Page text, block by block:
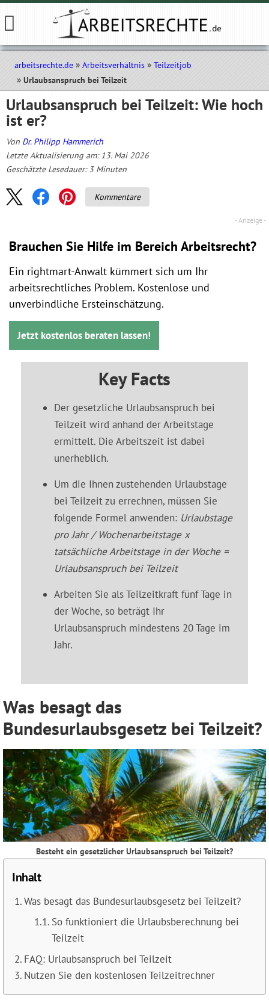
arbeitsrechte.de Arbeitsverhältnis
Teilzeitjob
Urlaubsanspruch bei Teilzeit
Urlaubsanspruch bei Teilzeit: Wie hoch
ist er?
Von Dr. Philipp Hammerich
Letzte Aktualisierung am: 13. Mai 2026
Geschätzte Lesedauer: 3 Minuten
Kommentare
Brauchen Sie Hilfe im Bereich Arbeitsrecht?
Ein rightmart-Anwalt kümmert sich um Ihr
arbeitsrechtliches Problem. Kostenlose und
unverbindliche Ersteinschätzung.
Jetzt kostenlos beraten lassen!
Key Facts
Der gesetzliche Urlaubsanspruch bei
Teilzeit wird anhand der Arbeitstage
ermittelt. Die Arbeitszeit ist dabei
unerheblich.
Um die Ihnen zustehenden Urlaubstage
bei Teilzeit zu errechnen, müssen Sie
folgende Formel anwenden: Urlaubstage
pro Jahr / Wochenarbeitstage x
tatsächliche Arbeitstage in der Woche =
Urlaubsanspruch bei Teilzeit
Arbeiten Sie als Teilzeitkraft fünf Tage in
der Woche, so beträgt Ihr
Urlaubsanspruch mindestens 20 Tage im
Jahr.
Was besagt das
Bundesurlaubsgesetz bei Teilzeit?
Besteht ein gesetzlicher Urlaubsanspruch bei Teilzeit?
Inhalt
Was besagt das Bundesurlaubsgesetz bei Teilzeit?
So funktioniert die Urlaubsberechnung bei
Teilzeit
FAQ: Urlaubsanspruch bei Teilzeit
Nutzen Sie den kostenlosen Teilzeitrechner